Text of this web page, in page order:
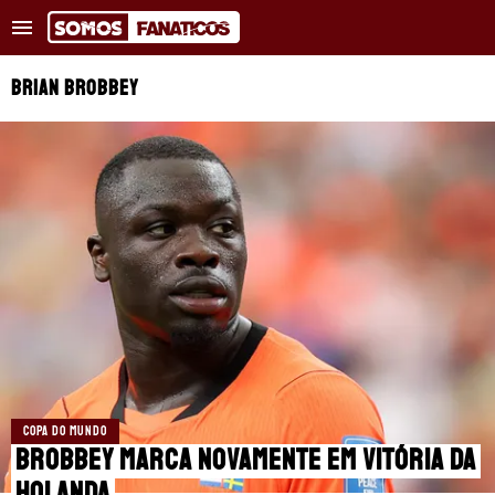
Tendências: Vinicius Júnior supera marca
NOTÍCIAS RECENTES
COPA DO MUNDO
TRANSFERÊNCIAS
REAL MADRID
PSG
APOSTAS
BRIAN BROBBEY
COPA DO MUNDO
Brobbey marca novamente em vitória da